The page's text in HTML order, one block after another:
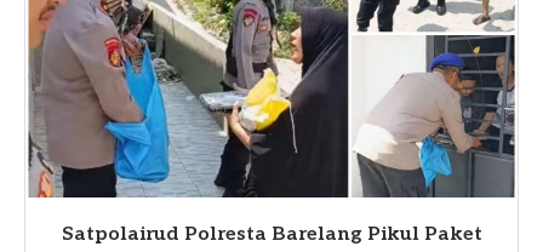
Satpolairud Polresta Barelang Pikul Paket